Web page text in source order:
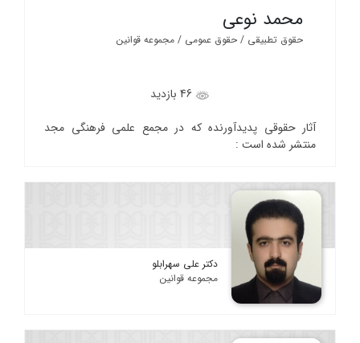
محمد نوعی
حقوق تطبیقی / حقوق عمومی / مجموعه قوانین
آثار حقوقی پدیدآورنده که در مجمع علمی فرهنگی مجد
منتشر شده است :
دکتر علی سهرابلو
مجموعه قوانین